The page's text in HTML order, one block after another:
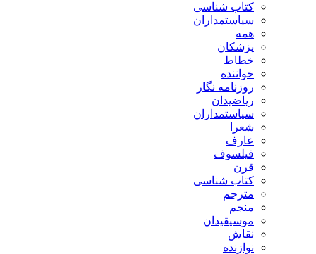
کتاب شناسی
سیاستمداران
همه
پزشکان
خطاط
خواننده
روزنامه نگار
ریاضیدان
سیاستمداران
شعرا
عارف
فیلسوف
قرن
کتاب شناسی
مترجم
منجم
موسیقیدان
نقاش
نوازنده